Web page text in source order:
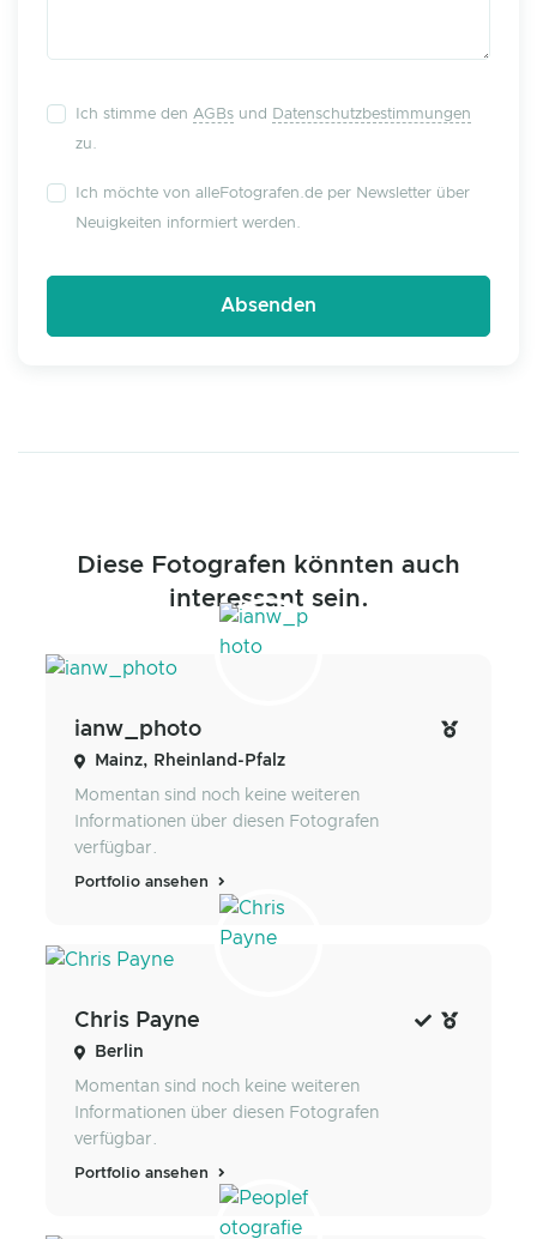
Ich stimme den AGBs und
Datenschutzbestimmungen
zu.
Ich möchte von alleFotografen.de per Newsletter über
Neuigkeiten informiert werden.
Diese Fotografen könnten auch
interessant sein.
ianw_photo
Mainz, Rheinland-Pfalz
Momentan sind noch keine weiteren
Informationen über diesen Fotografen
verfügbar.
Portfolio ansehen
Chris Payne
Berlin
Momentan sind noch keine weiteren
Informationen über diesen Fotografen
verfügbar.
Portfolio ansehen